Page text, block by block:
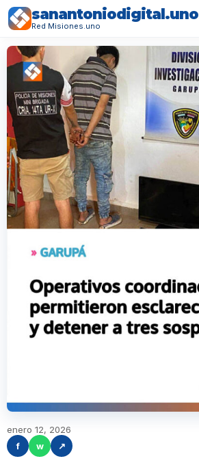
sanantoniodigital.uno
Red Misiones.uno
enero 12, 2026
f
w ↗